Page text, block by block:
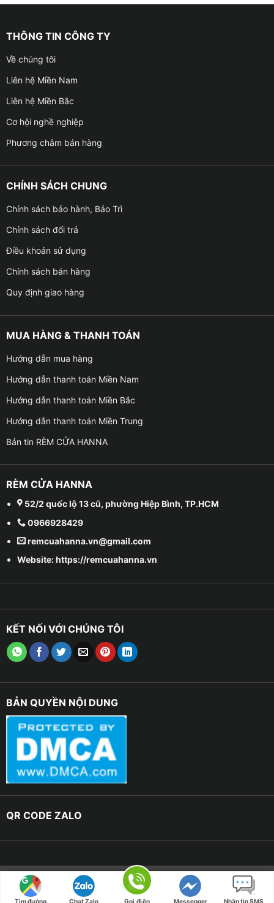
THÔNG TIN CÔNG TY
Về chúng tôi
Liên hệ Miền Nam
Liên hệ Miền Bắc
Cơ hội nghề nghiệp
Phương châm bán hàng
CHÍNH SÁCH CHUNG
Chính sách bảo hành, Bảo Trì
Chính sách đổi trả
Điều khoản sử dụng
Chính sách bán hàng
Quy định giao hàng
MUA HÀNG & THANH TOÁN
Hướng dẫn mua hàng
Hướng dẫn thanh toán Miền Nam
Hướng dẫn thanh toán Miền Bắc
Hướng dẫn thanh toán Miền Trung
Bản tin RÈM CỬA HANNA
RÈM CỬA HANNA
52/2 quốc lộ 13 cũ, phường Hiệp Bình, TP.HCM
0966928429
remcuahanna.vn@gmail.com
Website: https://remcuahanna.vn
KẾT NỐI VỚI CHÚNG TÔI
BẢN QUYỀN NỘI DUNG
QR CODE ZALO
Copyright 2023 © RÈM CỬA HANNA | Design By -
Nguyễn
Khánh
Tìm đường Chat Zalo Gọi điện Messenger Nhắn tin SMS